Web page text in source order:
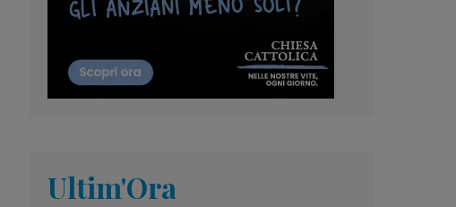
Ultim'Ora